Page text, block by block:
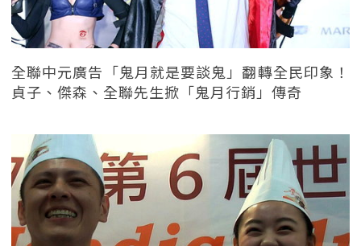
全聯中元廣告「鬼月就是要談鬼」翻轉全民印象！
貞子、傑森、全聯先生掀「鬼月行銷」傳奇